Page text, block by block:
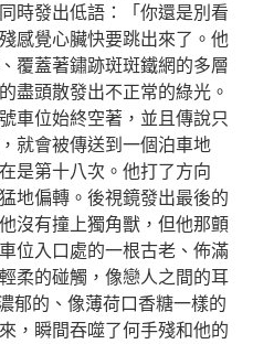
時發出低語：「你還是別看
感覺心臟快要跳出來了。他
覆蓋著鏽跡斑斑鐵網的多層
盡頭散發出不正常的綠光。
車位始終空著，並且傳說只
就會被傳送到一個泊車地
是第十八次。他打了方向
地偏轉。後視鏡發出最後的
沒有撞上獨角獸，但他那顫
位入口處的一根古老、佈滿
柔的碰觸，像戀人之間的耳
郁的、像薄荷口香糖一樣的
，瞬間吞噬了何手殘和他的